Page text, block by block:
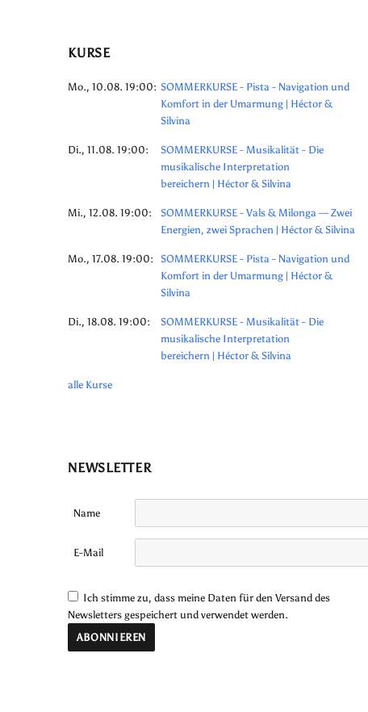
KURSE
Mo., 10.08. 19:00: SOMMERKURSE - Pista - Navigation und
Komfort in der Umarmung | Héctor &
Silvina
Di., 11.08. 19:00:
SOMMERKURSE - Musikalität - Die
musikalische Interpretation
bereichern | Héctor & Silvina
Mi., 12.08. 19:00:
SOMMERKURSE - Vals & Milonga — Zwei
Energien, zwei Sprachen | Héctor & Silvina
Mo., 17.08. 19:00: SOMMERKURSE - Pista - Navigation und
Komfort in der Umarmung | Héctor &
Silvina
Di., 18.08. 19:00:
SOMMERKURSE - Musikalität - Die
musikalische Interpretation
bereichern | Héctor & Silvina
alle Kurse
NEWSLETTER
Name
E-Mail
Ich stimme zu, dass meine Daten für den Versand des
Newsletters gespeichert und verwendet werden.